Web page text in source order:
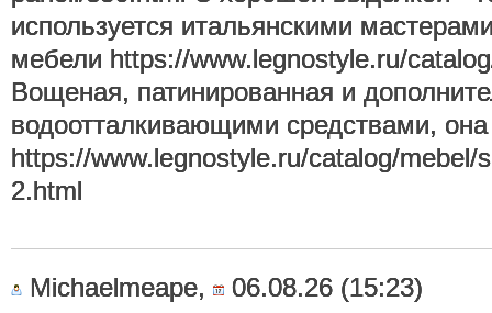
используется итальянскими
мебели https://www.legnostyle.ru/
Вощеная, патинированная и
водоотталкивающими средствами,
https://www.legnostyle.ru/catalog/mebel/
2.html
Michaelmeape,
06.08.26 (15:23)